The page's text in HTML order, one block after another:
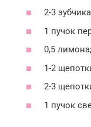
2-3
1 пучок
0,5 лимона;
1-2
2-3
1 пучок